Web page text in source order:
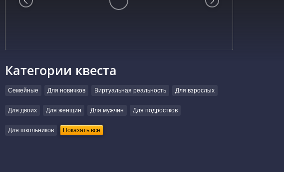
Категории квеста
Семейные Для новичков Виртуальная реальность Для взрослых
Для двоих Для женщин Для мужчин Для подростков
Для школьников Показать все